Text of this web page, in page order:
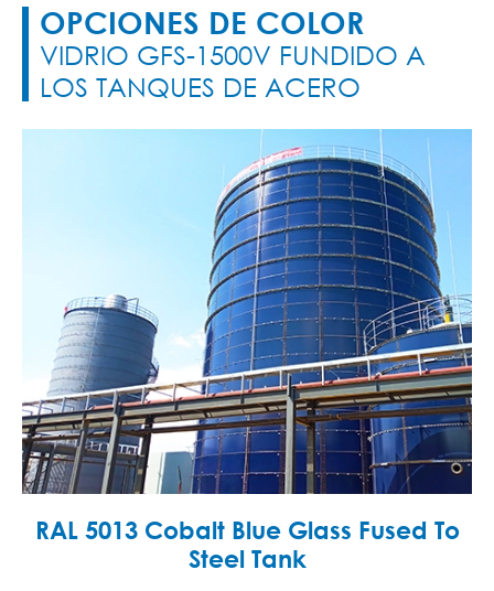
OPCIONES DE COLOR
VIDRIO GFS-1500V FUNDIDO A
LOS TANQUES DE ACERO
RAL 5013 Cobalt Blue Glass Fused To
Steel Tank